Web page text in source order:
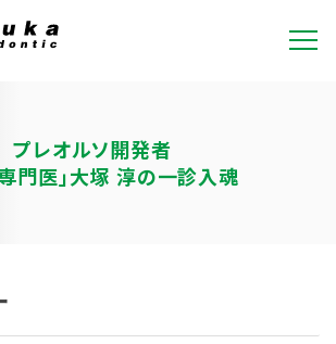
ニ
プレオルソ開発者
門医」大塚 淳の一診入魂